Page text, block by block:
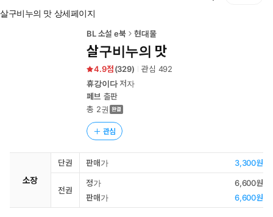
홈
살구비누의 맛 상세페이지
BL 소설 e북 현대물
살구비누의 맛
4.9 (329) 관심 492
휴강이다저자
페브 출판
총 2권
관심
소장
단권 판매가 3,300원
전권
정가
6,600원
판매가
6,600원